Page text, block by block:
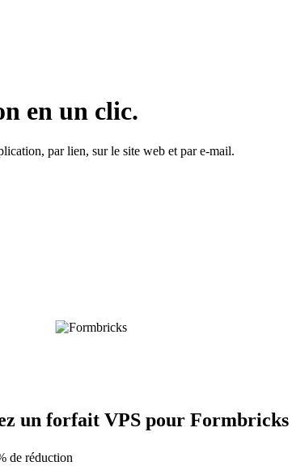
en un clic.
par lien, sur le site web et par e-mail.
un forfait VPS pour Formbricks
de réduction